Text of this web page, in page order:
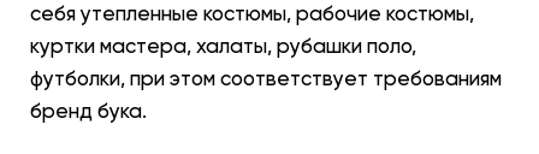
себя утепленные костюмы, рабочие костюмы,
куртки мастера, халаты, рубашки поло,
футболки, при этом соответствует требованиям
бренд бука.